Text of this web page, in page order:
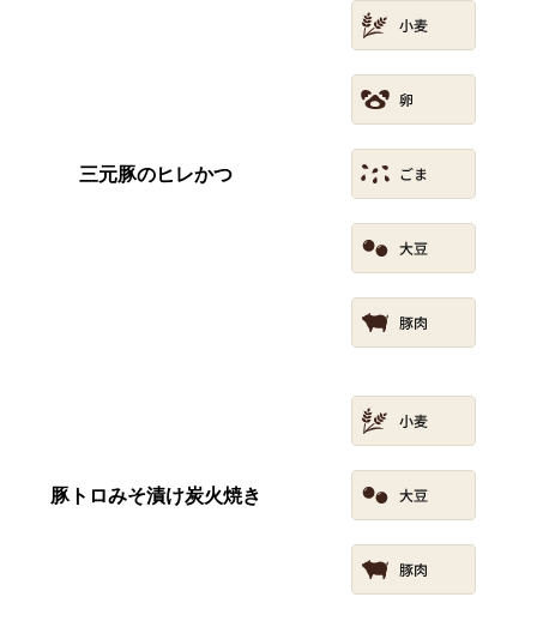
三元豚のヒレかつ
豚トロみそ漬け炭火焼き